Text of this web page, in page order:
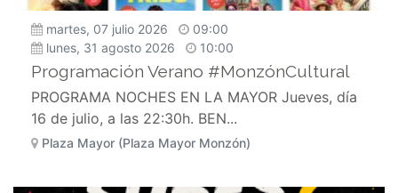
martes, 07 julio 2026
09:00
lunes, 31 agosto 2026
10:00
Programación Verano #MonzónCultural
PROGRAMA NOCHES EN LA MAYOR Jueves, día
16 de julio, a las 22:30h. BEN...
Plaza Mayor (Plaza Mayor Monzón)